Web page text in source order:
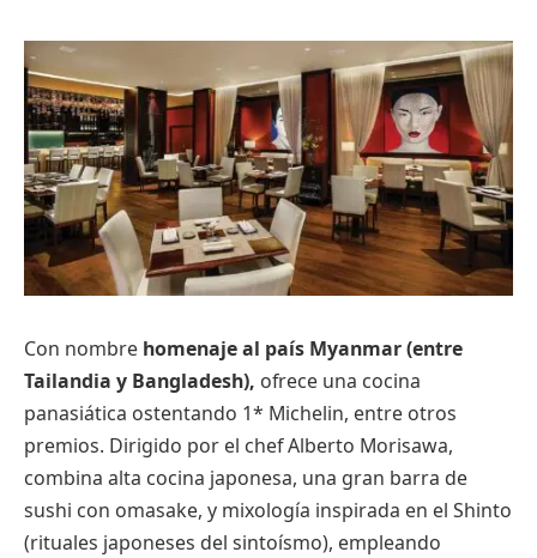
Con nombre homenaje al país Myanmar (entre
Tailandia y Bangladesh), ofrece una cocina
panasiática ostentando 1* Michelin, entre otros
premios. Dirigido por el chef Alberto Morisawa,
combina alta cocina japonesa, una gran barra de
sushi con omasake, y mixología inspirada en el Shinto
(rituales japoneses del sintoísmo), empleando